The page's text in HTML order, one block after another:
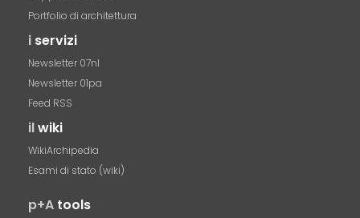
Portfolio di architettura
i servizi
Newsletter 07nl
Newsletter 01pa
Feed RSS
ilwiki
WikiArchipedia
Esami di stato (wiki)
p+A tools